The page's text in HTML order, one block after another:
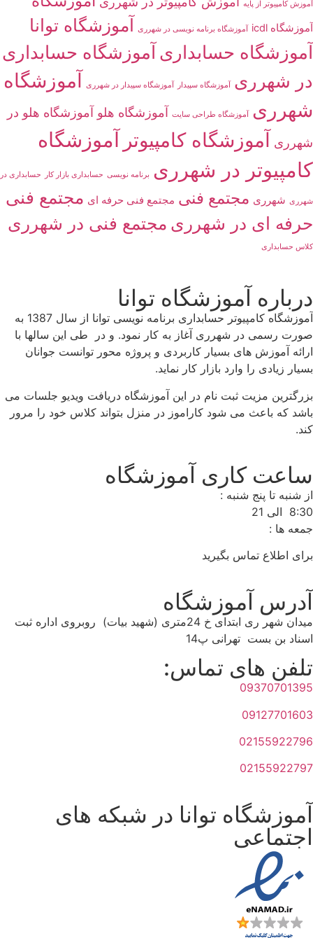
آموزش کامپیوتر از پایه
آموزشگاه icdl آموزشگاه برنامه نویسی در شهرری آموزشگاه توانا
آموزشگاه حسابداری آموزشگاه حسابداری
در شهرری
آموزشگاه سپیدار آموزشگاه سپیدار در شهرری
آموزشگاه
شهرری
آموزشگاه طراحی سایت آموزشگاه هلو آموزشگاه هلو در
شهرری آموزشگاه کامپیوتر آموزشگاه
کامپیوتر در شهرری برنامه نویسی حسابداری بازار کار حسابداری در
شهرری شهرری مجتمع فنی مجتمع فنی حرفه ای مجتمع فنی
حرفه ای در شهرری مجتمع فنی در شهرری
کلاس حسابداری
درباره آموزشگاه توانا
آموزشگاه کامپیوتر حسابداری برنامه نویسی توانا از سال 1387 به
صورت رسمی در شهرری آغاز به کار نمود. و در طی این سالها با
ارائه آموزش های بسیار کاربردی و پروژه محور توانست جوانان
بسیار زیادی را وارد بازار کار نماید.
بزرگترین مزیت ثبت نام در این آموزشگاه دریافت ویدیو جلسات می
باشد که باعث می شود کاراموز در منزل بتواند کلاس خود را مرور
کند.
ساعت کاری آموزشگاه
از شنبه تا پنج شنبه :
8:30 الی 21
جمعه ها :
برای اطلاع تماس بگیرید
آدرس آموزشگاه
میدان شهر ری ابتدای خ 24متری (شهید بیات) روبروی اداره ثبت
اسناد بن بست تهرانی پ14
تلفن های تماس:
09370701395
09127701603
02155922796
02155922797
آموزشگاه توانا در شبکه های
اجتماعی